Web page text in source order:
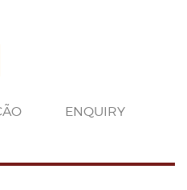
ENQUIRY